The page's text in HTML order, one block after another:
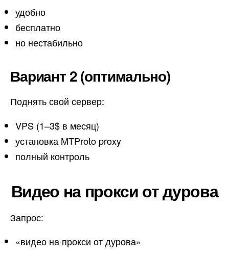
удобно
бесплатно
но нестабильно
Вариант 2 (оптимально)
Поднять свой сервер:
VPS (1–3$ в месяц)
установка MTProto proxy
полный контроль
Видео на прокси от дурова
Запрос:
«видео на прокси от дурова»